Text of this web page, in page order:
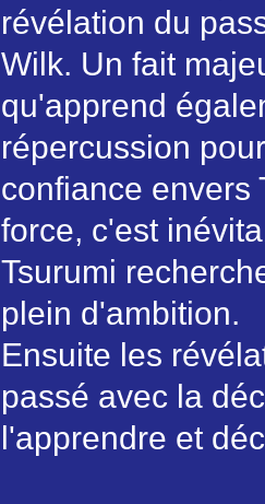
révélation du
Wilk. Un fait
qu'apprend
répercussion
confiance envers
force, c'est
Tsurumi
plein d'ambition.
Ensuite les
passé avec la
l'apprendre et